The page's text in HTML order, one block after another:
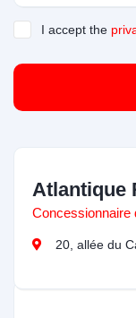
I accept the
Atlantique
Concessionnaire
20, allée du